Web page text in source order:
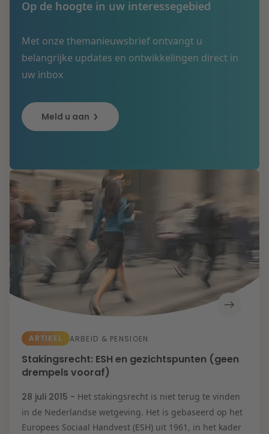
Op de hoogte in uw interessegebied
Met onze themanieuwsbrief ontvangt u
belangrijke updates en ontwikkelingen direct in
uw inbox
Meld u aan
ARTIKEL ARBEID & PENSIOEN
Stakingsrecht: ESH en gezichtspunten (geen
drempels vooraf)
28 juli 2015 - Het stakingsrecht is niet terug te vinden
in de Nederlandse wetgeving. Het is gebaseerd op het
Europees Sociaal Handvest (ESH) uit 1961, in het kader